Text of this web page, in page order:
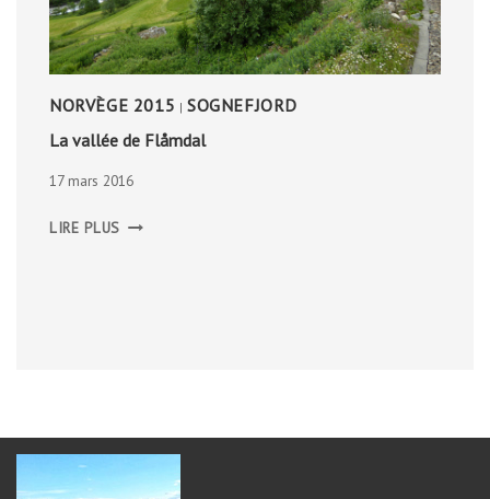
NORVÈGE 2015 | SOGNEFJORD
La vallée de Flåmdal
17 mars 2016
LIRE PLUS VALLÉE